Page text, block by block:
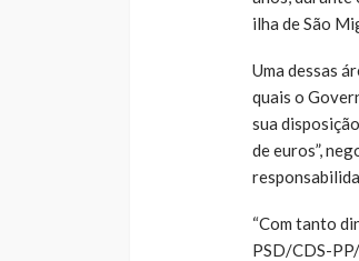
ilha de São
Uma dessas
quais o
sua
de euros”,
“Com tanto
PSD/CDS-